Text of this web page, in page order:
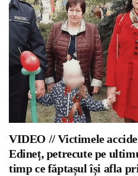
VIDEO // Victimele
Edineț, petrecute pe
timp ce făptașul își afla